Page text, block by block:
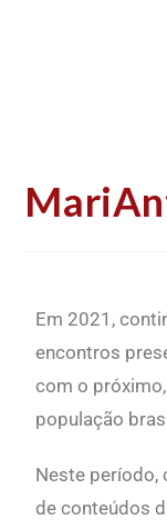
Em 2021,
encontros
com o
população
Neste período,
de conteúdos